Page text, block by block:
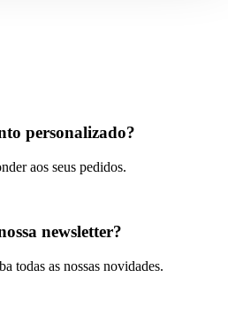
personalizado?
aos seus pedidos.
newsletter?
todas as nossas novidades.